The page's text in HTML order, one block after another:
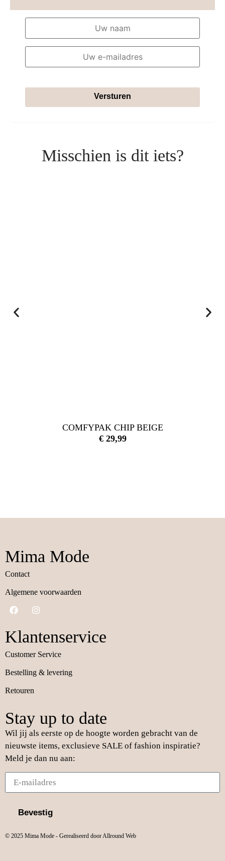
Versturen
Misschien is dit iets?
COMFYPAK CHIP BEIGE
€29,99
Mima Mode
Contact
Algemene voorwaarden
Klantenservice
Customer Service
Bestelling & levering
Retouren
Stay up to date
Wil jij als eerste op de hoogte worden gebracht van de
nieuwste items, exclusieve SALE of fashion inspiratie?
Meld je dan nu aan:
Bevestig
© 2025 Mima Mode - Gerealiseerd door Allround Web